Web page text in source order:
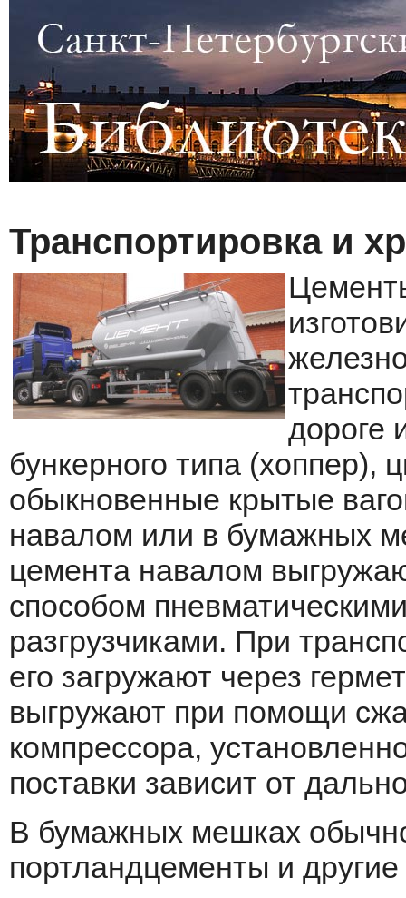
Транспортировка и
дороге
бункерного типа (хоппер),
обыкновенные крытые
на­валом или в бумажных
цемента навалом
способом
разгрузчиками. При
его загружают через
выгружают при помощи
компрессора,
поставки зависит от
В бумажных мешках
портландцементы и